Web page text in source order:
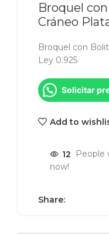
Broquel
Cráneo
Broquel con
Ley 0.925
Solicitar
Add to
12
People
now!
Share: